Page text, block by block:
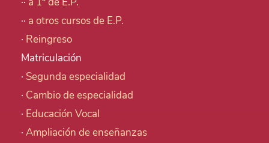
·· a otros cursos de E.P.
· Reingreso
Matriculación
· Segunda especialidad
· Cambio de especialidad
· Educación Vocal
· Ampliación de enseñanzas